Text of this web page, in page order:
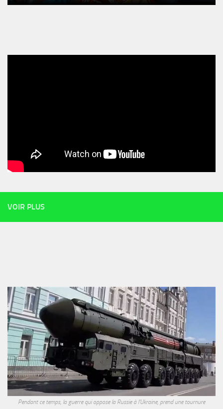
VOIR PLUS
Pendant ce temps, la guerre qui oppose la Russie à l'Ukraine, prend une tournure